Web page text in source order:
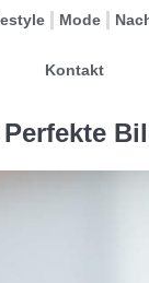
Mode
Kontakt